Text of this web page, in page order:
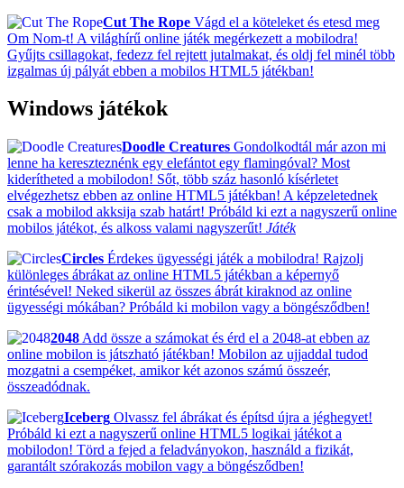
Cut The Rope Vágd el a köteleket és etesd meg
Om Nom-t! A világhírű online játék megérkezett a mobilodra!
Gyűjts csillagokat, fedezz fel rejtett jutalmakat, és oldj fel minél több
izgalmas új pályát ebben a mobilos HTML5 játékban!
Windows játékok
Doodle Creatures Gondolkodtál már azon mi
lenne ha kereszteznénk egy elefántot egy flamingóval? Most
kiderítheted a mobilodon! Sőt, több száz hasonló kísérletet
elvégezhetsz ebben az online HTML5 játékban! A képzeletednek
csak a mobilod akksija szab határt! Próbáld ki ezt a nagyszerű online
mobilos játékot, és alkoss valami nagyszerűt! Játék
Circles Érdekes ügyességi játék a mobilodra! Rajzolj
különleges ábrákat az online HTML5 játékban a képernyő
érintésével! Neked sikerül az összes ábrát kiraknod az online
ügyességi mókában? Próbáld ki mobilon vagy a böngésződben!
2048 Add össze a számokat és érd el a 2048-at ebben az
online mobilon is játszható játékban! Mobilon az ujjaddal tudod
mozgatni a csempéket, amikor két azonos számú összeér,
összeadódnak.
Iceberg Olvassz fel ábrákat és építsd újra a jéghegyet!
Próbáld ki ezt a nagyszerű online HTML5 logikai játékot a
mobilodon! Törd a fejed a feladványokon, használd a fizikát,
garantált szórakozás mobilon vagy a böngésződben!